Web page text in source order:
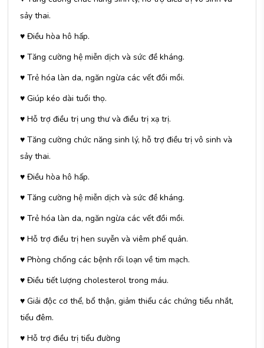
sảy thai.
♥ Điều hòa hô hấp.
♥ Tăng cường hệ miễn dịch và sức đề kháng.
♥ Trẻ hóa làn da, ngăn ngừa các vết đồi mồi.
♥ Giúp kéo dài tuổi thọ.
♥ Hỗ trợ điều trị ung thư và điều trị xạ trị.
♥ Tăng cường chức năng sinh lý, hỗ trợ điều trị vô sinh và
sảy thai.
♥ Điều hòa hô hấp.
♥ Tăng cường hệ miễn dịch và sức đề kháng.
♥ Trẻ hóa làn da, ngăn ngừa các vết đồi mồi.
♥ Hỗ trợ điều trị hen suyễn và viêm phế quản.
♥ Phòng chống các bệnh rối loạn về tim mạch.
♥ Điều tiết lượng cholesterol trong máu.
♥ Giải độc cơ thể, bổ thận, giảm thiểu các chứng tiểu nhắt,
tiểu đêm.
♥ Hỗ trợ điều trị tiểu đường